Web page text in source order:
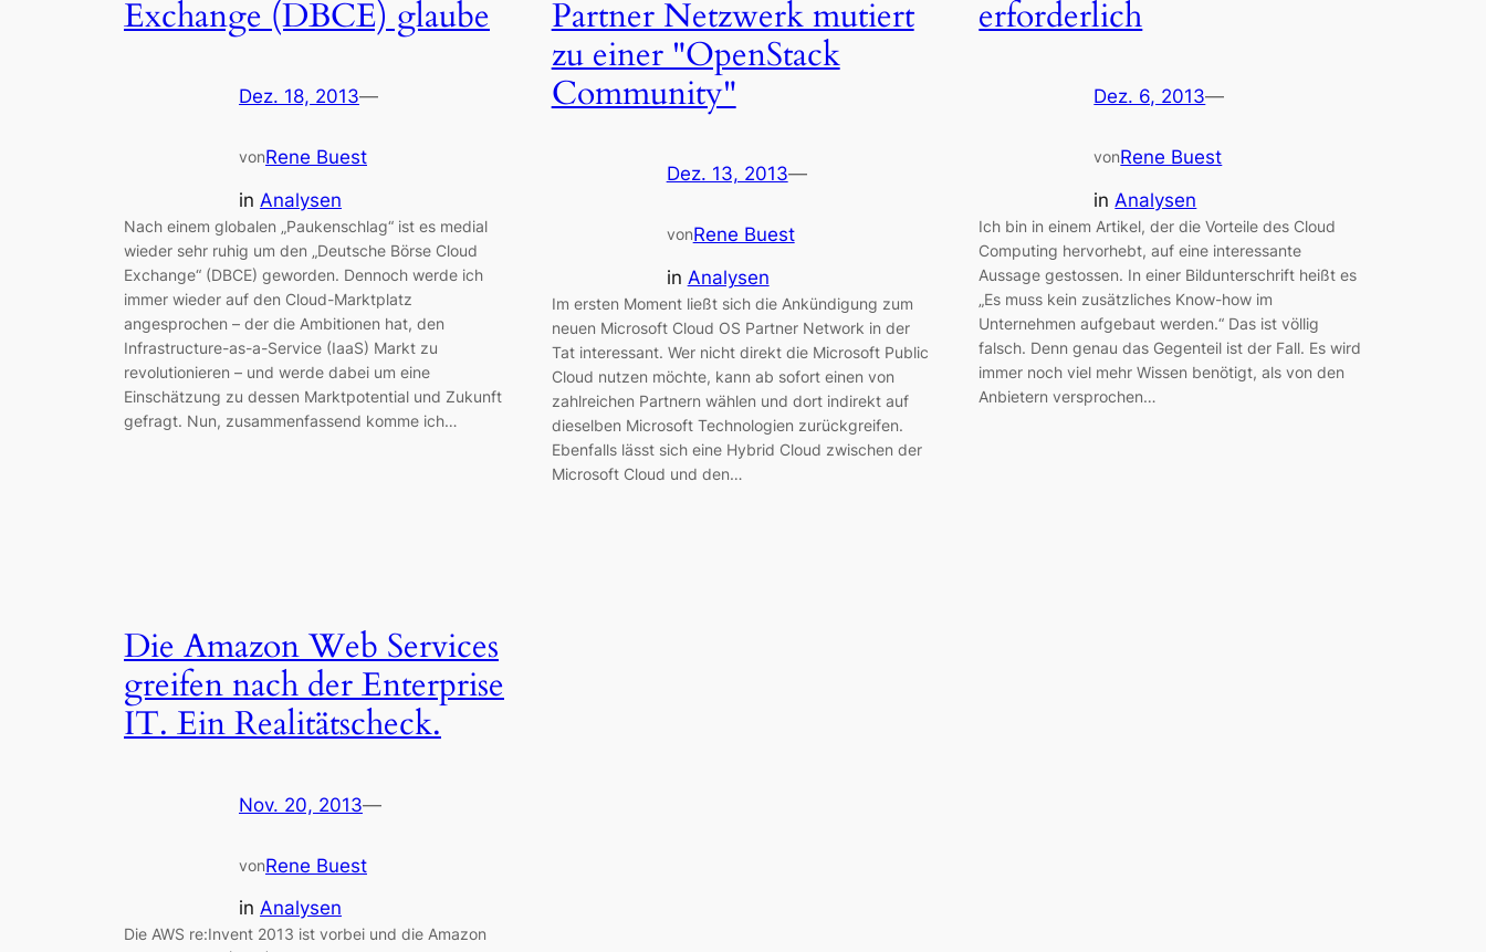
Exchange (DBCE) glaube
Dez. 18, 2013—
vonRene Buest
in Analysen
Nach einem globalen „Paukenschlag“ ist es medial
wieder sehr ruhig um den „Deutsche Börse Cloud
Exchange“ (DBCE) geworden. Dennoch werde ich
immer wieder auf den Cloud-Marktplatz
angesprochen – der die Ambitionen hat, den
Infrastructure-as-a-Service (IaaS) Markt zu
revolutionieren – und werde dabei um eine
Einschätzung zu dessen Marktpotential und Zukunft
gefragt. Nun, zusammenfassend komme ich…
Partner Netzwerk mutiert
zu einer "OpenStack
Community"
Dez. 13, 2013—
vonRene Buest
in Analysen
Im ersten Moment ließt sich die Ankündigung zum
neuen Microsoft Cloud OS Partner Network in der
Tat interessant. Wer nicht direkt die Microsoft Public
Cloud nutzen möchte, kann ab sofort einen von
zahlreichen Partnern wählen und dort indirekt auf
dieselben Microsoft Technologien zurückgreifen.
Ebenfalls lässt sich eine Hybrid Cloud zwischen der
Microsoft Cloud und den…
erforderlich
Dez. 6, 2013—
vonRene Buest
in Analysen
Ich bin in einem Artikel, der die Vorteile des Cloud
Computing hervorhebt, auf eine interessante
Aussage gestossen. In einer Bildunterschrift heißt es
„Es muss kein zusätzliches Know-how im
Unternehmen aufgebaut werden.“ Das ist völlig
falsch. Denn genau das Gegenteil ist der Fall. Es wird
immer noch viel mehr Wissen benötigt, als von den
Anbietern versprochen…
Die Amazon Web Services
greifen nach der Enterprise
IT. Ein Realitätscheck.
Nov. 20, 2013—
vonRene Buest
in Analysen
Die AWS re:Invent 2013 ist vorbei und die Amazon